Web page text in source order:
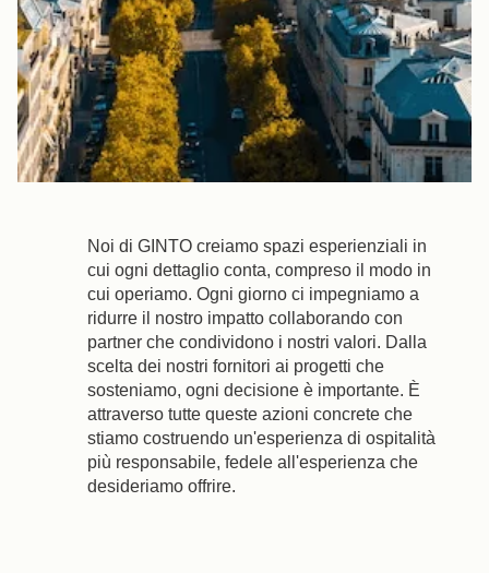
Noi di GINTO creiamo spazi esperienziali in
cui ogni dettaglio conta, compreso il modo in
cui operiamo. Ogni giorno ci impegniamo a
ridurre il nostro impatto collaborando con
partner che condividono i nostri valori. Dalla
scelta dei nostri fornitori ai progetti che
sosteniamo, ogni decisione è importante. È
attraverso tutte queste azioni concrete che
stiamo costruendo un'esperienza di ospitalità
più responsabile, fedele all'esperienza che
desideriamo offrire.